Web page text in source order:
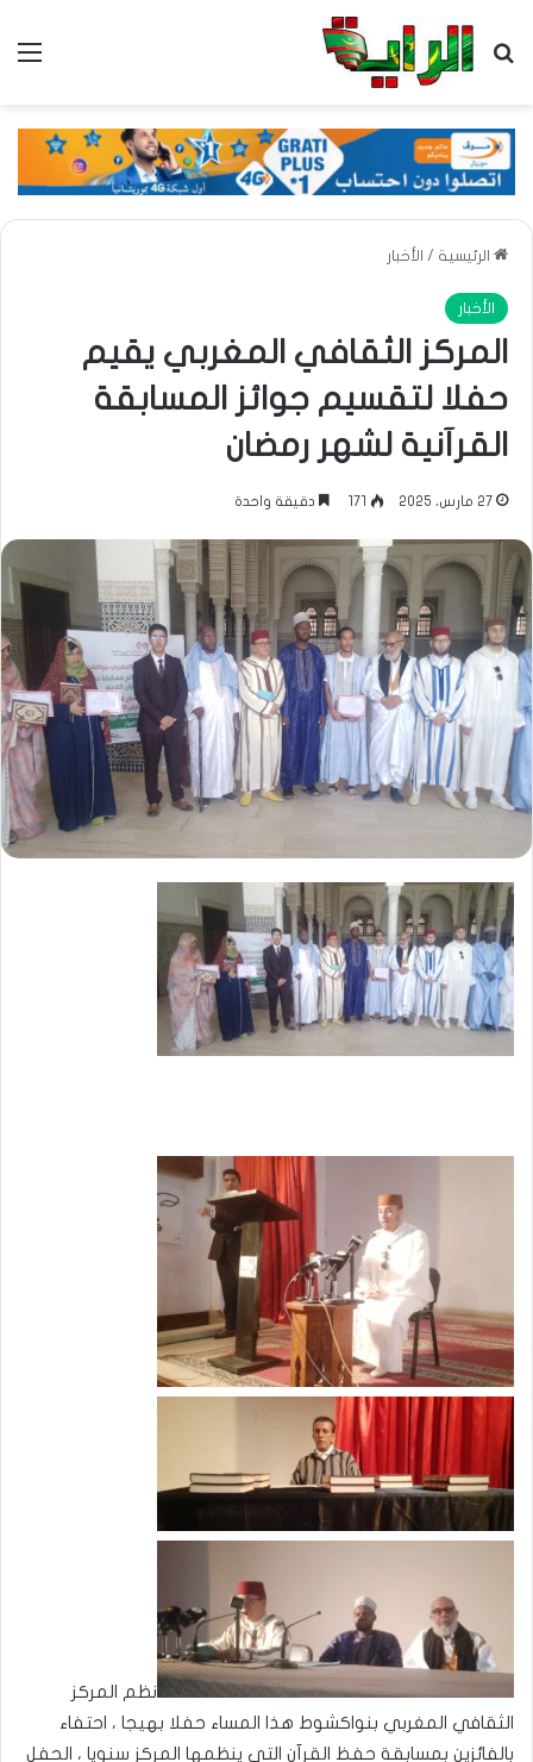
بحث عن
الرئيسية / الأخبار
الأخبار
المركز الثقافي المغربي يقيم
حفلا لتقسيم جوائز المسابقة
القرآنية لشهر رمضان
27 مارس، 2025 171 دقيقة واحدة
نظم المركز
الثقافي المغربي بنواكشوط هذا المساء حفلا بهيجا ، احتفاء
بالفائزين بمسابقة حفظ القرآن التي ينظمها المركز سنويا ، الحفل